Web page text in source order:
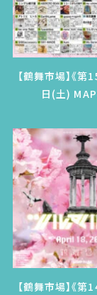
【鶴舞市場】《第
日(土) MAP
【鶴舞市場】《第